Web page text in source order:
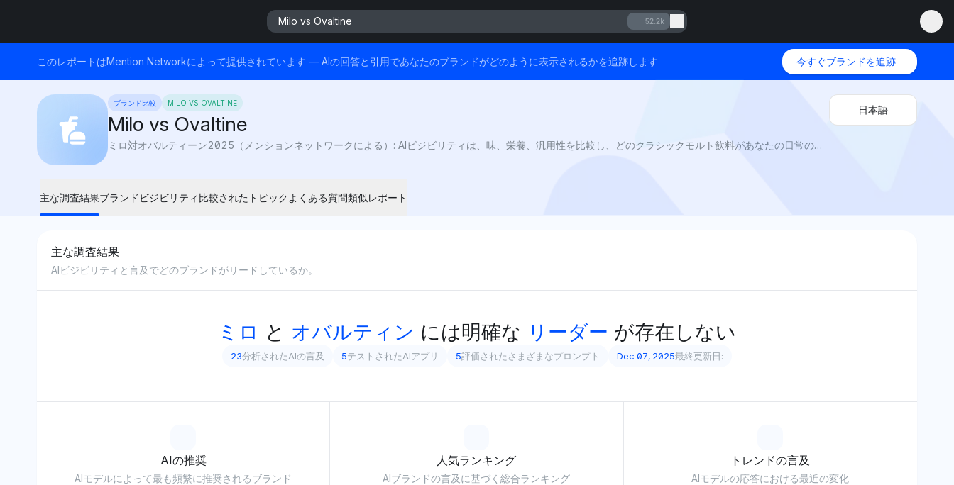
Milo vs Ovaltine 52.2k
このレポートはMention Networkによって提供されています — AIの回答と引用であなたのブランドがどのように表示されるかを追跡します 今すぐブランドを追跡
ブランド比較 MILO VS OVALTINE
Milo vs Ovaltine
ミロ対オバルティーン2025（メンションネットワークによる）: AIビジビリティは、味、栄養、汎用性を比較し、どのクラシックモルト飲料があなたの日常のカップに最適かを明らかにします。
日本語
主な調査結果ブランドビジビリティ 比較されたトピック よくある質問類似レポート
主な調査結果
AIビジビリティと言及でどのブランドがリードしているか。
ミロ と オバルティン には明確な リーダー が存在しない
23分析されたAIの言及 5テストされたAIアプリ 5評価されたさまざまなプロンプト Dec 07, 2025最終更新日:
AIの推奨
AIモデルによって最も頻繁に推奨されるブランド
人気ランキング
AIブランドの言及に基づく総合ランキング
トレンドの言及
AIモデルの応答における最近の変化